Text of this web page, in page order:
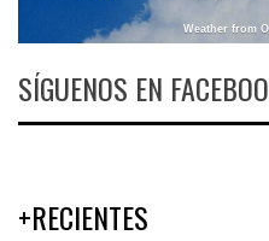
Weather from
SÍGUENOS EN
+RECIENTES